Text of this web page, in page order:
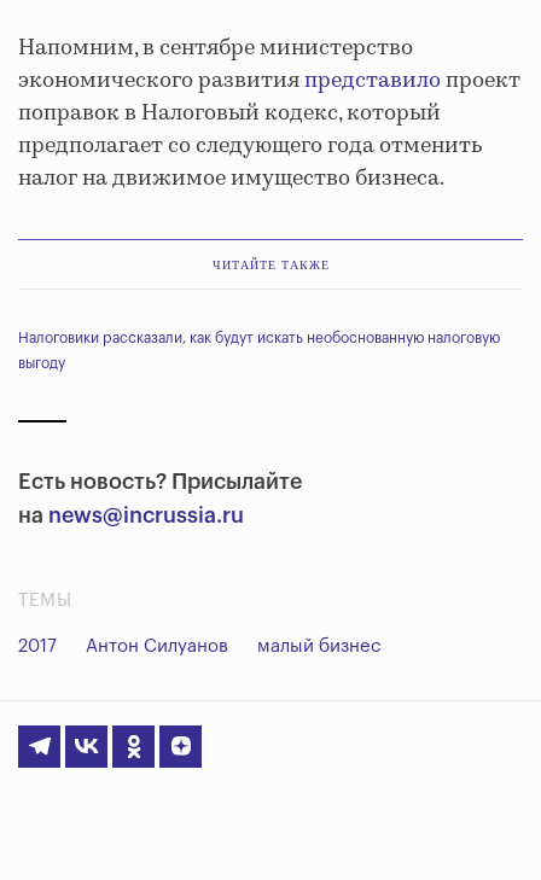
Напомним, в сентябре министерство
экономического развитияпредставилопроект
поправок в Налоговый кодекс, который
предполагает со следующего года отменить
налог на движимое имущество бизнеса.
ЧИТАЙТЕ ТАКЖЕ
Налоговики рассказали, как будут искать необоснованную налоговую
выгоду
Есть новость? Присылайте
на news@incrussia.ru
ТЕМЫ
2017 Антон Силуанов малый бизнес